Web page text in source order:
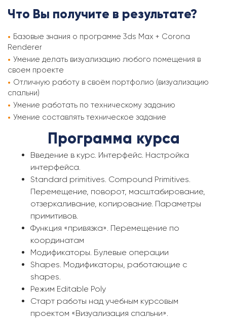
Что Вы получите в результате?
Базовые знания о программе 3ds Max + Corona
Renderer
Умение делать визуализацию любого помещения в
своем проекте
Отличную работу в своём портфолио (визуализацию
спальни)
Умение работать по техническому заданию
Умение составлять техническое задание
Программа курса
Введение в курс. Интерфейс. Настройка
интерфейса.
Standard primitives. Compound Primitives.
Перемещение, поворот, масштабирование,
отзеркаливание, копирование. Параметры
примитивов.
Функция «привязка». Перемещение по
координатам
Модификаторы. Булевые операции
Shapes. Модификаторы, работающие с
shapes.
Режим Editable Poly
Старт работы над учебным курсовым
проектом «Визуализация спальни».